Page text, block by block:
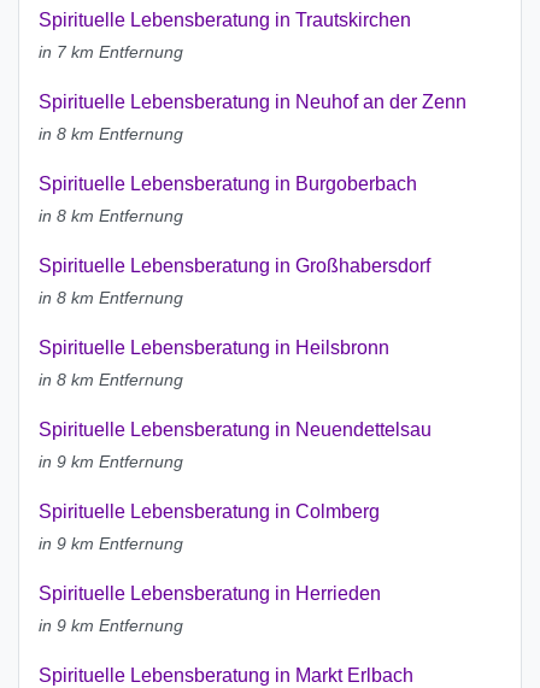
Spirituelle Lebensberatung in Trautskirchen
in 7 km Entfernung
Spirituelle Lebensberatung in Neuhof an der Zenn
in 8 km Entfernung
Spirituelle Lebensberatung in Burgoberbach
in 8 km Entfernung
Spirituelle Lebensberatung in Großhabersdorf
in 8 km Entfernung
Spirituelle Lebensberatung in Heilsbronn
in 8 km Entfernung
Spirituelle Lebensberatung in Neuendettelsau
in 9 km Entfernung
Spirituelle Lebensberatung in Colmberg
in 9 km Entfernung
Spirituelle Lebensberatung in Herrieden
in 9 km Entfernung
Spirituelle Lebensberatung in Markt Erlbach